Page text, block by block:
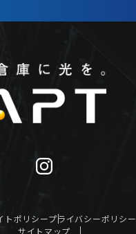
トポリシープライバシーポリシー
サイトマップ